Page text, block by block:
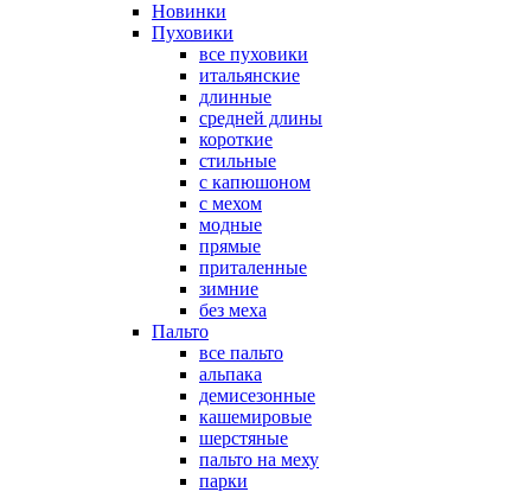
Новинки
Пуховики
все пуховики
итальянские
длинные
средней длины
короткие
стильные
с капюшоном
с мехом
модные
прямые
приталенные
зимние
без меха
Пальто
все пальто
альпака
демисезонные
кашемировые
шерстяные
пальто на меху
парки